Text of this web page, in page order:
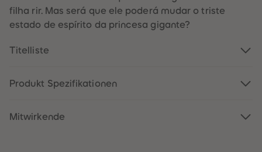
filha rir. Mas será que ele poderá mudar o triste
estado de espírito da princesa gigante?
Titelliste
Produkt Spezifikationen
Mitwirkende